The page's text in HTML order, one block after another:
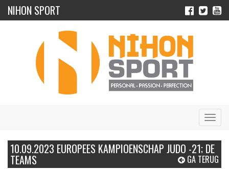
NIHON SPORT
10.09.2023 EUROPEES KAMPIOENSCHAP JUDO -21; DE
TEAMS GA TERUG